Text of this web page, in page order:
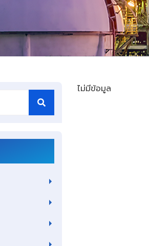
ไม่มีข้อมูล